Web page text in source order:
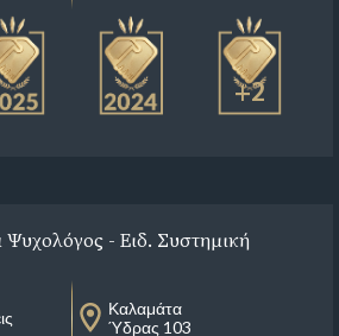
+2
Ψυχολόγος - Ειδ. Συστημική
Καλαμάτα
Ύδρας 103